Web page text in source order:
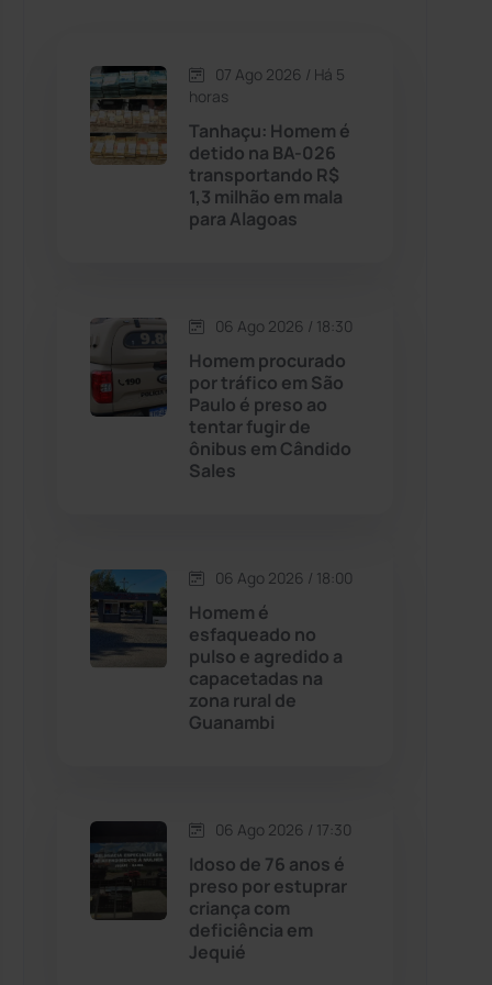
Caetité (1504)
Candiba (157)
Cândido Sales
Caturama
Chapada Diamantina
Cordeiros
Dom Basílio
Érico Cardoso
Esportes
07 Ago 2026 / Há 5
horas
Tanhaçu: Homem é
detido na BA-026
transportando R$
1,3 milhão em mala
para Alagoas
06 Ago 2026 / 18:30
Homem procurado
por tráfico em São
Paulo é preso ao
tentar fugir de
ônibus em Cândido
Sales
06 Ago 2026 / 18:00
Homem é
esfaqueado no
pulso e agredido a
capacetadas na
zona rural de
Guanambi
06 Ago 2026 / 17:30
Idoso de 76 anos é
preso por estuprar
criança com
deficiência em
Jequié